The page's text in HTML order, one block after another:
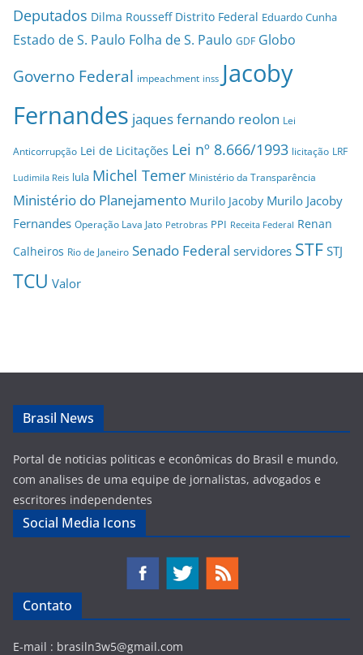
Deputados Dilma Rousseff Distrito Federal Eduardo Cunha
Estado de S. Paulo Folha de S. Paulo GDF Globo
Governo Federal impeachment inss Jacoby
Fernandes jaques fernando reolon Lei
Anticorrupção Lei de Licitações Lei nº 8.666/1993 licitação LRF
Ludimila Reis lula Michel Temer Ministério da Transparência
Ministério do Planejamento Murilo Jacoby Murilo Jacoby
Fernandes Operação Lava Jato Petrobras PPI Receita Federal Renan
Calheiros Rio de Janeiro Senado Federal servidores STF STJ
TCU Valor
Brasil News
Portal de noticias politicas e econômicas do Brasil e mundo,
com analises de uma equipe de jornalistas, advogados e
escritores independentes
Social Media Icons
Contato
E-mail : brasiln3w5@gmail.com